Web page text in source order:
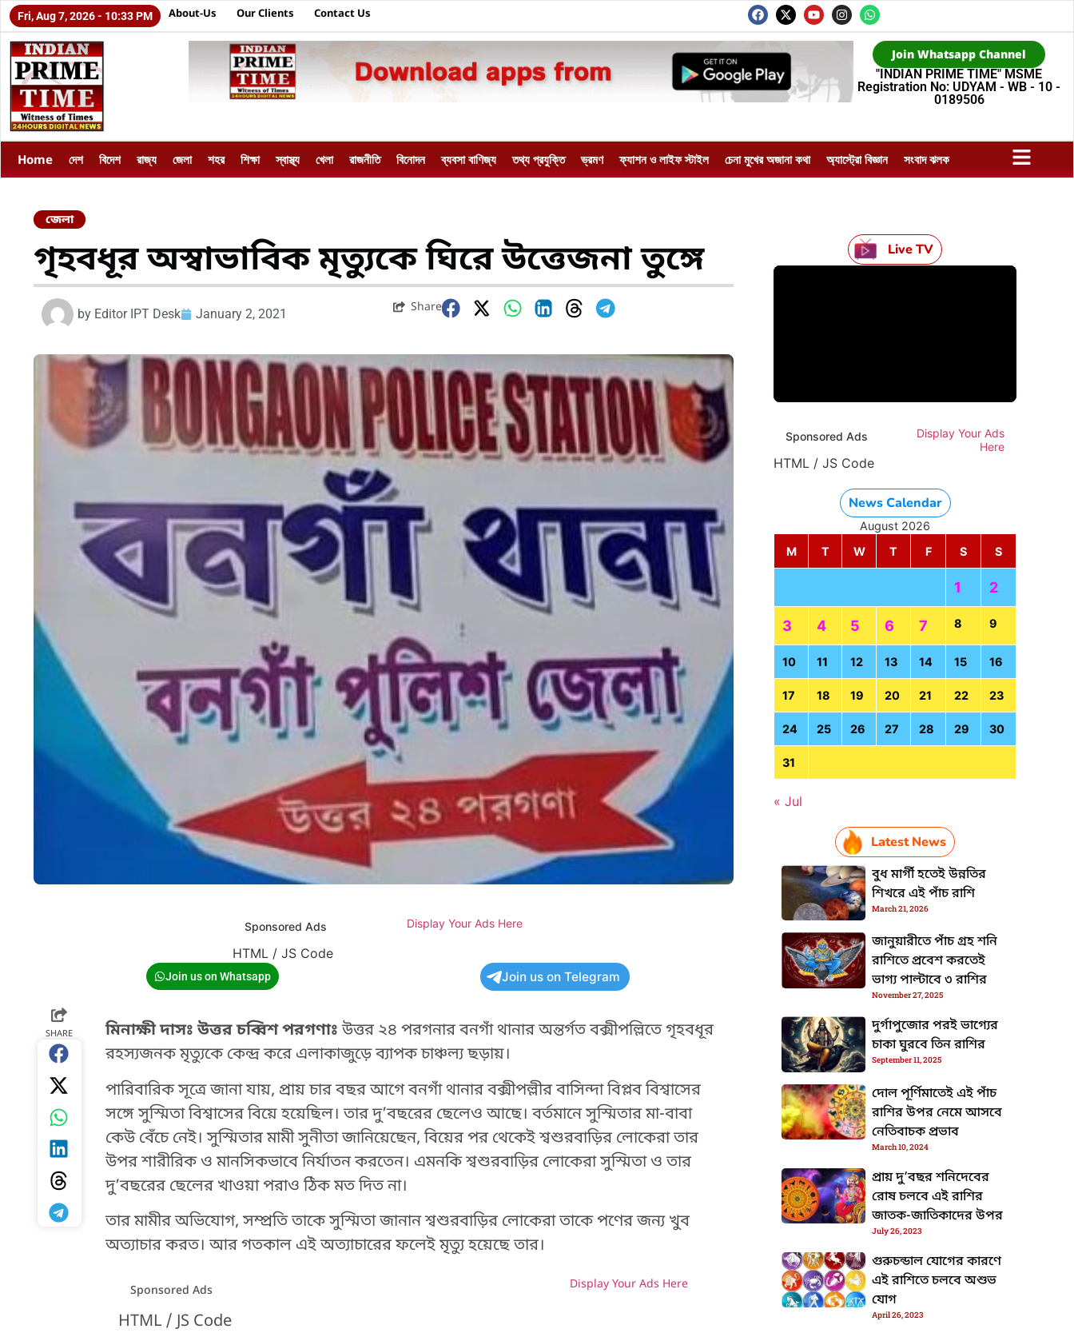
Fri, Aug 7, 2026 - 10:33 PM About-Us Our Clients Contact Us
Join Whatsapp Channel
"INDIAN PRIME TIME" MSME
Registration No: UDYAM - WB - 10 -
0189506
Home দেশ বিদেশ রাজ্য জেলা শহর শিক্ষা স্বাস্থ্য খেলা রাজনীতি বিনোদন ব্যবসা বাণিজ্য তথ্য প্রযুক্তি ভ্রমণ ফ্যাশন ও লাইফ স্টাইল চেনা মুখের অজানা কথা অ্যাস্ট্রো বিজ্ঞান সংবাদ ঝলক
জেলা
গৃহবধূর অস্বাভাবিক মৃত্যুকে ঘিরে উত্তেজনা তুঙ্গে
by Editor IPT Desk January 2, 2021
Share
Sponsored Ads Display Your Ads Here
HTML / JS Code HTML / JS Code
Join us on Whatsapp Join us on Telegram
SHARE মিনাক্ষী দাসঃ উত্তর চব্বিশ পরগণাঃউত্তর ২৪ পরগনার বনগাঁ থানার অন্তর্গত বক্সীপল্লিতে গৃহবধূর
রহস্যজনক মৃত্যুকে কেন্দ্র করে এলাকাজুড়ে ব্যাপক চাঞ্চল্য ছড়ায়।
পারিবারিক সূত্রে জানা যায়, প্রায় চার বছর আগে বনগাঁ থানার বক্সীপল্লীর বাসিন্দা বিপ্লব বিশ্বাসের
সঙ্গে সুস্মিতা বিশ্বাসের বিয়ে হয়েছিল। তার দু’বছরের ছেলেও আছে। বর্তমানে সুস্মিতার মা-বাবা
কেউ বেঁচে নেই। সুস্মিতার মামী সুনীতা জানিয়েছেন, বিয়ের পর থেকেই শ্বশুরবাড়ির লোকেরা তার
উপর শারীরিক ও মানসিকভাবে নির্যাতন করতেন। এমনকি শ্বশুরবাড়ির লোকেরা সুস্মিতা ও তার
দু’বছরের ছেলের খাওয়া পরাও ঠিক মত দিত না।
তার মামীর অভিযোগ, সম্প্রতি তাকে সুস্মিতা জানান শ্বশুরবাড়ির লোকেরা তাকে পণের জন্য খুব
অত্যাচার করত। আর গতকাল এই অত্যাচারের ফলেই মৃত্যু হয়েছে তার।
Sponsored Ads Display Your Ads Here
HTML / JS Code
Live TV
Sponsored Ads
Display Your Ads
Here
HTML / JS Code
News Calendar
August 2026
M
T W T F S S
1 2
3 4 5 6 7 8 9
10 11 12 13 14 15 16
17 18 19 20 21 22 23
24 25 26 27 28 29 30
31
« Jul
Latest News
বুধ মার্গী হতেই উন্নতির
শিখরে এই পাঁচ রাশি
March 21, 2026
জানুয়ারীতে পাঁচ গ্রহ শনি
রাশিতে প্রবেশ করতেই
ভাগ্য পাল্টাবে ৩ রাশির
November 27, 2025
দুর্গাপুজোর পরই ভাগ্যের
চাকা ঘুরবে তিন রাশির
September 11, 2025
দোল পূর্ণিমাতেই এই পাঁচ
রাশির উপর নেমে আসবে
নেতিবাচক প্রভাব
March 10, 2024
প্রায় দু’বছর শনিদেবের
রোষ চলবে এই রাশির
জাতক-জাতিকাদের উপর
July 26, 2023
গুরুচন্ডাল যোগের কারণে
এই রাশিতে চলবে অশুভ
যোগ
April 26, 2023